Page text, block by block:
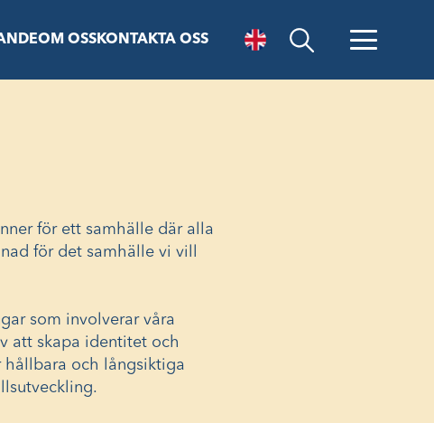
OM OSSKONTAKTA OSS
Öppna sök
-
för ett samhälle där alla
för det samhälle vi vill
som involverar våra
att skapa identitet och
hållbara och långsiktiga